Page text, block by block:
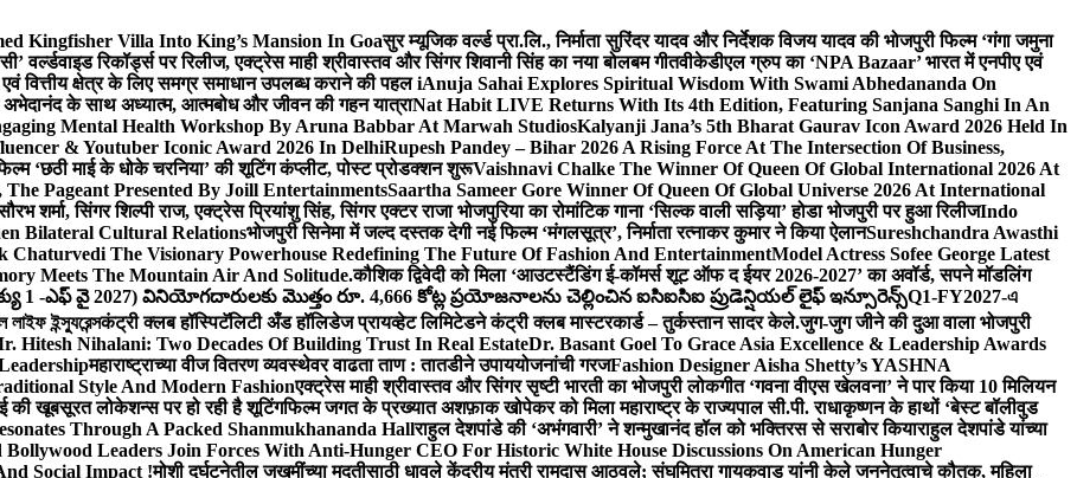
Kingfisher Villa Into King’s Mansion In Goaसुर म्यूजिक वर्ल्ड प्रा.लि., निर्माता सुरिंदर यादव और निर्देशक विजय यादव की भोजपुरी फिल्म ‘गंगा जमुना
वर्ल्डवाइड रिकॉर्ड्स पर रिलीज, एक्ट्रेस माही श्रीवास्तव और सिंगर शिवानी सिंह का नया बोलबम गीतवीकेडीएल ग्रुप का ‘NPA Bazaar’ भारत में एनपीए एवं
वित्तीय क्षेत्र के लिए समग्र समाधान उपलब्ध कराने की पहल iAnuja Sahai Explores Spiritual Wisdom With Swami Abhedananda On
के साथ अध्यात्म, आत्मबोध और जीवन की गहन यात्राNat Habit LIVE Returns With Its 4th Edition, Featuring Sanjana Sanghi In An
Mental Health Workshop By Aruna Babbar At Marwah StudiosKalyanji Jana’s 5th Bharat Gaurav Icon Award 2026 Held In
& Youtuber Iconic Award 2026 In DelhiRupesh Pandey – Bihar 2026 A Rising Force At The Intersection Of Business,
‘छठी माई के धोके चरनिया’ की शूटिंग कंप्लीट, पोस्ट प्रोडक्शन शुरूVaishnavi Chalke The Winner Of Queen Of Global International 2026 At
Pageant Presented By Joill EntertainmentsSaartha Sameer Gore Winner Of Queen Of Global Universe 2026 At International
शर्मा, सिंगर शिल्पी राज, एक्ट्रेस प्रियांशु सिंह, सिंगर एक्टर राजा भोजपुरिया का रोमांटिक गाना ‘सिल्क वाली सड़िया’ होडा भोजपुरी पर हुआ रिलीजIndo
Bilateral Cultural Relationsभोजपुरी सिनेमा में जल्द दस्तक देगी नई फिल्म ‘मंगलसूत्र’, निर्माता रत्नाकर कुमार ने किया ऐलानSureshchandra Awasthi
Chaturvedi The Visionary Powerhouse Redefining The Future Of Fashion And EntertainmentModel Actress Sofee George Latest
Meets The Mountain Air And Solitude.कौशिक द्विवेदी को मिला ‘आउटस्टैंडिंग ई-कॉमर्स शूट ऑफ द ईयर 2026-2027’ का अवॉर्ड, सपने मॉडलिंग
1 -ఎఫ్ వై 2027) వినియోగదారులకు మొత్తం రూ. 4,666 కోట్ల ప్రయోజనాలను చెల్లించిన ఐసిఐసిఐ ప్రుడెన్షియల్ లైఫ్ ఇన్సూరెన్స్Q1-FY2027-এ
ইন্স্যুরেন্সकंट्री क्लब हॉस्पिटॅलिटी अँड हॉलिडेज प्रायव्हेट लिमिटेडने कंट्री क्लब मास्टरकार्ड – तुर्कस्तान सादर केले.जुग-जुग जीने की दुआ वाला भोजपुरी
Hitesh Nihalani: Two Decades Of Building Trust In Real EstateDr. Basant Goel To Grace Asia Excellence & Leadership Awards
महाराष्ट्राच्या वीज वितरण व्यवस्थेवर वाढता ताण : तातडीने उपाययोजनांची गरजFashion Designer Aisha Shetty’s YASHNA
Style And Modern Fashionएक्ट्रेस माही श्रीवास्तव और सिंगर सृष्टी भारती का भोजपुरी लोकगीत ‘गवना वीएस खेलवना’ ने पार किया 10 मिलियन
की खूबसूरत लोकेशन्स पर हो रही है शूटिंगफिल्म जगत के प्रख्यात अशफ़ाक खोपेकर को मिला महाराष्ट्र के राज्यपाल सी.पी. राधाकृष्णन के हाथों ‘बेस्ट बॉलीवुड
Through A Packed Shanmukhananda Hallराहुल देशपांडे की ‘अभंगवारी’ ने शन्मुखानंद हॉल को भक्तिरस से सराबोर कियाराहुल देशपांडे यांच्या
Leaders Join Forces With Anti-Hunger CEO For Historic White House Discussions On American Hunger
Social Impact !मोशी दुर्घटनेतील जखमींच्या मदतीसाठी धावले केंद्रीय मंत्री रामदास आठवले; संघमित्रा गायकवाड यांनी केले जननेतृत्वाचे कौतुक, महिला